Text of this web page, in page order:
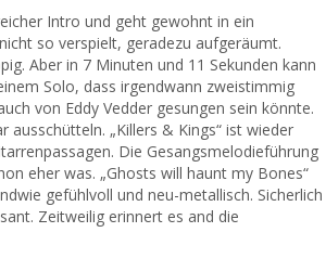
Intro und geht gewohnt in ein
so verspielt, geradezu aufgeräumt.
Aber in 7 Minuten und 11 Sekunden kann
Solo, dass irgendwann zweistimmig
von Eddy Vedder gesungen sein könnte.
„Killers & Kings“ ist wieder
Die Gesangsmelodieführung
eher was. „Ghosts will haunt my Bones“
gefühlvoll und neu-metallisch. Sicherlich
Zeitweilig erinnert es and die